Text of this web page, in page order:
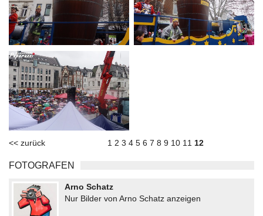
<< zurück 1 2 3 4 5 6 7 8 9 10 11 12
FOTOGRAFEN
Arno Schatz
Nur Bilder von Arno Schatz anzeigen